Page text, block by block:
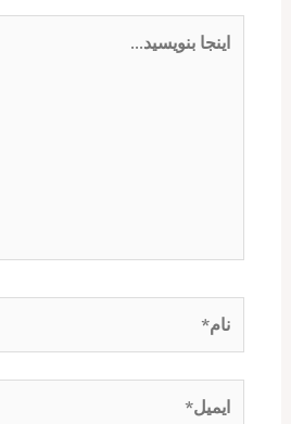
بنویسید…